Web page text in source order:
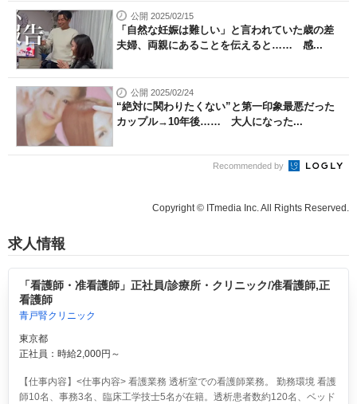
公開 2025/02/15
「自然な妊娠は難しい」と言われていた歳の差
夫婦、両親にあることを伝えると…… 感...
公開 2025/02/24
“絶対に関わりたくない”と第一印象最悪だった
カップル→10年後…… 大人になった...
Recommended by
Copyright © ITmedia Inc. All Rights Reserved.
求人情報
「看護師・准看護師」正社員/診療所・クリニック/准看護師,正
看護師
青戸腎クリニック
東京都
正社員：時給2,000円～
【仕事内容】<仕事内容> 看護業務 透析室での看護師業務。 勤務環境 看護
師10名、事務3名、臨床工学技士5名が在籍。透析患者数約120名、ベッド